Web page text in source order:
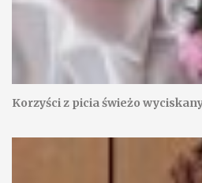
Korzyści z picia świeżo